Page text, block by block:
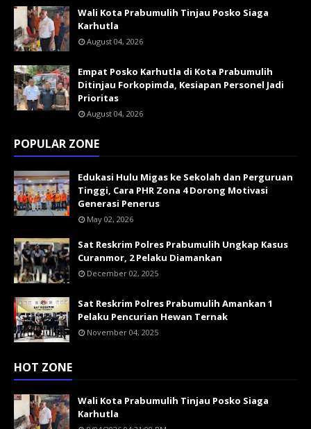
Wali Kota Prabumulih Tinjau Posko Siaga
Karhutla
August 04, 2026
Empat Posko Karhutla di Kota Prabumulih
Ditinjau Forkopimda, Kesiapan Personel Jadi
Prioritas
August 04, 2026
POPULAR ZONE
Edukasi Hulu Migas ke Sekolah dan Perguruan
Tinggi, Cara PHR Zona 4 Dorong Motivasi
Generasi Penerus
May 02, 2026
Sat Reskrim Polres Prabumulih Ungkap Kasus
Curanmor, 2 Pelaku Diamankan
December 02, 2025
Sat Reskrim Polres Prabumulih Amankan 1
Pelaku Pencurian Hewan Ternak
November 04, 2025
HOT ZONE
Wali Kota Prabumulih Tinjau Posko Siaga
Karhutla